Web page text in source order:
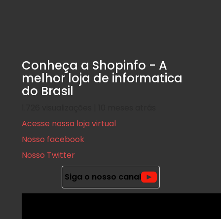
Conheça a Shopinfo - A
melhor loja de informatica
do Brasil
Acesse nossa loja virtual
Nosso facebook
Nosso Twitter
Siga o nosso canal